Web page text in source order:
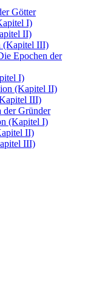
Götter
I)
II)
(Kapitel III)
Epochen der
I)
(Kapitel II)
III)
der Gründer
(Kapitel I)
II)
III)